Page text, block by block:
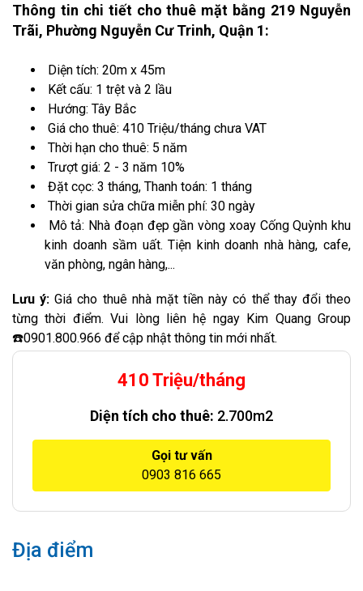
Thông tin chi tiết cho thuê mặt bằng 219 Nguyễn
Trãi, Phường Nguyễn Cư Trinh, Quận 1:
Diện tích: 20m x 45m
Kết cấu: 1 trệt và 2 lầu
Hướng: Tây Bắc
Giá cho thuê: 410 Triệu/tháng chưa VAT
Thời hạn cho thuê: 5 năm
Trượt giá: 2 - 3 năm 10%
Đặt cọc: 3 tháng, Thanh toán: 1 tháng
Thời gian sửa chữa miễn phí: 30 ngày
Mô tả: Nhà đoạn đẹp gần vòng xoay Cống Quỳnh khu
kinh doanh sầm uất. Tiện kinh doanh nhà hàng, cafe,
văn phòng, ngân hàng,...
Lưu ý: Giá cho thuê nhà mặt tiền này có thể thay đổi theo
từng thời điểm. Vui lòng liên hệ ngay Kim Quang Group
☎️0901.800.966 để cập nhật thông tin mới nhất.
410 Triệu/tháng
Diện tích cho thuê: 2.700m2
Gọi tư vấn
0903 816 665
Địa điểm